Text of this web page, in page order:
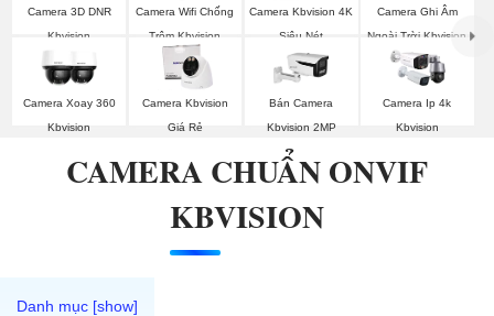
Camera 3D DNR
Kbvision
Camera Wifi Chống
Trộm Kbvision
Camera Kbvision 4K
Siêu Nét
Camera Ghi Âm
Ngoài Trời Kbvision
Camera Xoay 360
Kbvision
Camera Kbvision
Giá Rẻ
Bán Camera
Kbvision 2MP
Camera Ip 4k
Kbvision
CAMERA CHUẨN ONVIF
KBVISION